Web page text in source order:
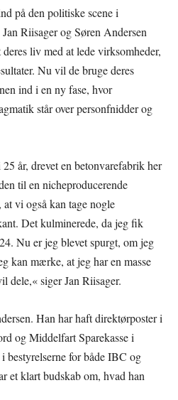
på den politiske scene i
Riisager og Søren Andersen
liv med at lede virksomheder,
Nu vil de bruge deres
ind i en ny fase, hvor
står over personfnidder og
år, drevet en betonvarefabrik her
til en nicheproducerende
vi også kan tage nogle
Det kulminerede, da jeg fik
Nu er jeg blevet spurgt, om jeg
kan mærke, at jeg har en masse
dele,« siger Jan Riisager.
Han har haft direktørposter i
og Middelfart Sparekasse i
for både IBC og
et klart budskab om, hvad han